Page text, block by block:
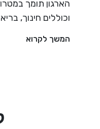
הארגון תומך
וכוללים חינוך,
המשך לקרוא